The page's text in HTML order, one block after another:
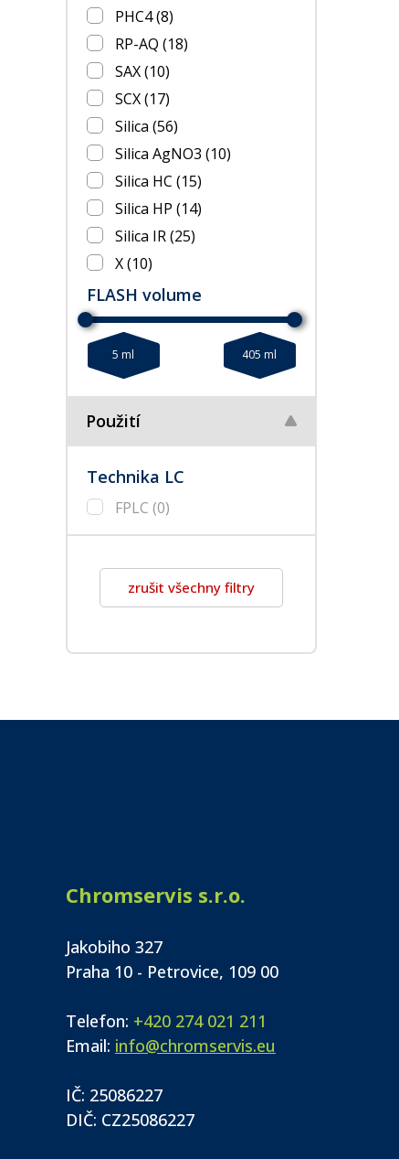
PHC4(8)
RP-AQ (18)
SAX(10)
SCX(17)
Silica (56)
Silica AgNO3 (10)
Silica HC (15)
Silica HP (14)
Silica IR(25)
X(10)
FLASH volume
5 ml 405 ml
Použití
Technika LC
FPLC (0)
zrušit všechny filtry
Chromservis s.r.o.
Jakobiho 327
Praha 10 - Petrovice, 109 00
Telefon: +420 274 021 211
Email: info@chromservis.eu
IČ: 25086227
DIČ: CZ25086227